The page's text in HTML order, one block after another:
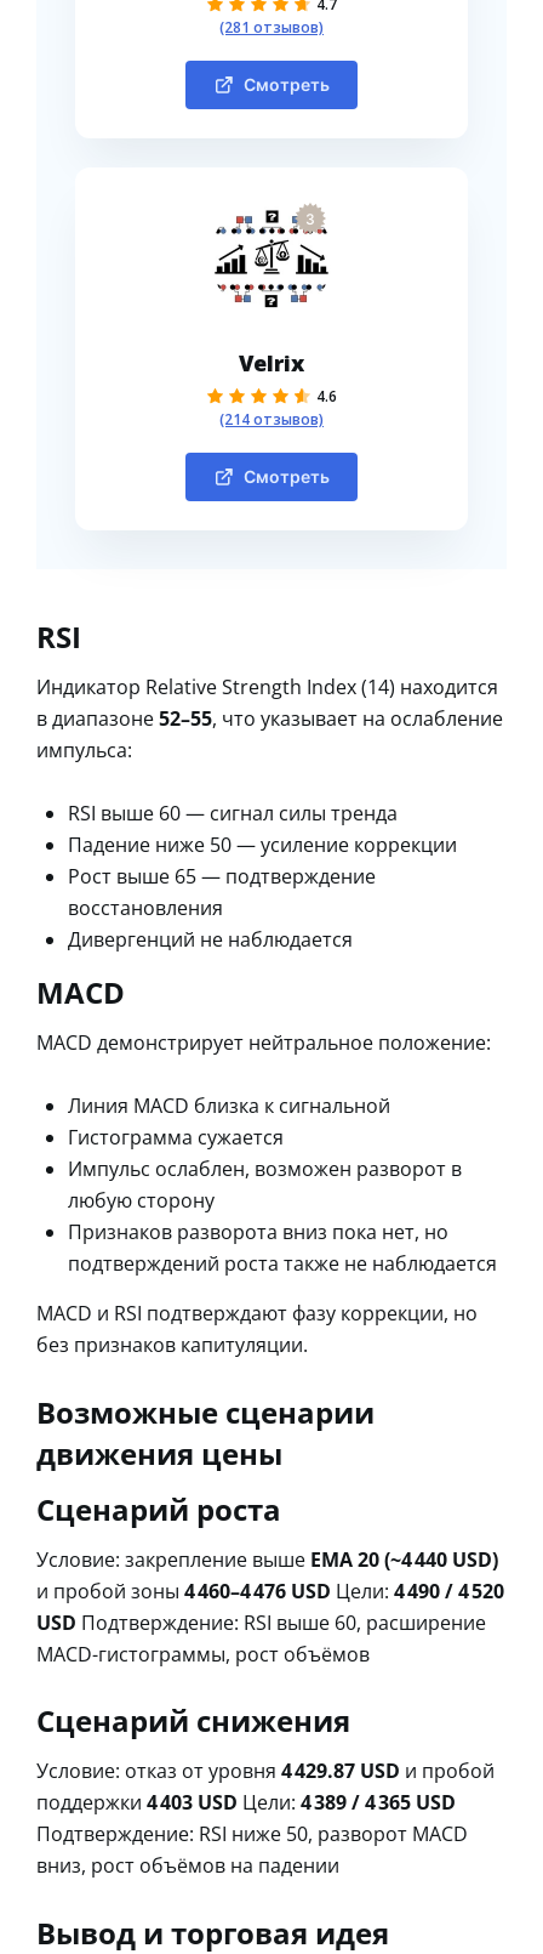
4.7
(281 отзывов)
Смотреть
3
Velrix
4.6
(214 отзывов)
Смотреть
RSI
Индикатор Relative Strength Index (14) находится
в диапазоне52–55, что указывает на ослабление
импульса:
RSI выше 60 — сигнал силы тренда
Падение ниже 50 — усиление коррекции
Рост выше 65 — подтверждение
восстановления
Дивергенций не наблюдается
MACD
MACD демонстрирует нейтральное положение:
Линия MACD близка к сигнальной
Гистограмма сужается
Импульс ослаблен, возможен разворот в
любую сторону
Признаков разворота вниз пока нет, но
подтверждений роста также не наблюдается
MACD и RSI подтверждают фазу коррекции, но
без признаков капитуляции.
Возможные сценарии
движения цены
Сценарий роста
Условие: закрепление выше EMA 20 (~4 440 USD)
и пробой зоны 4 460–4 476 USD Цели: 4 490 / 4 520
USD Подтверждение: RSI выше 60, расширение
MACD-гистограммы, рост объёмов
Сценарий снижения
Условие: отказ от уровня 4 429.87 USD и пробой
поддержки 4 403 USD Цели: 4 389 / 4 365 USD
Подтверждение: RSI ниже 50, разворот MACD
вниз, рост объёмов на падении
Вывод и торговая идея